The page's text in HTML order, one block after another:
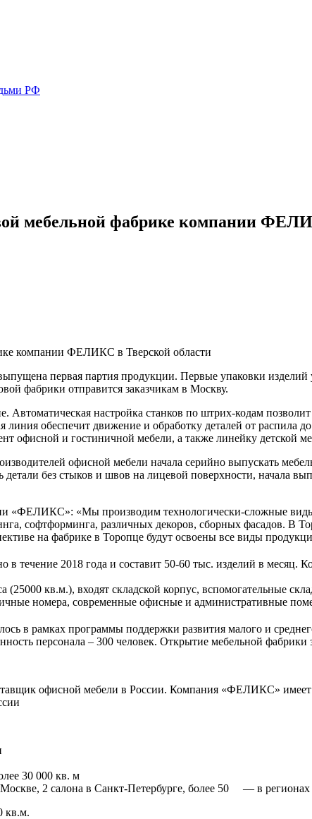
РФ
мебельной фабрике компании
первая партия продукции. Первые упаковки
фабрики отправится заказчикам в Москву.
Автоматическая настройка станков по штрих-кодам
обеспечит движение и обработку деталей от распила
офисной и гостиничной мебели, а также линейку детской
офисной мебели начала серийно выпускать
детали без стыков и швов на лицевой поверхности, начала
«ФЕЛИКС»: «Мы производим технологически-сложные
софтформинга, различных декоров, сборных фасадов. В
на фабрике в Торопце будут освоены все виды
в течение 2018 года и составит 50-60 тыс. изделий в
кв.м.), входят складской корпус, вспомогательные
номера, современные офисные и административные
в рамках программы поддержки развития малого и
персонала – 300 человек. Открытие мебельной фабрики
офисной мебели в России. Компания «ФЕЛИКС» имеет
30 000 кв. м
2 салона в Санкт-Петербурге, более 50 — в
кв.м.